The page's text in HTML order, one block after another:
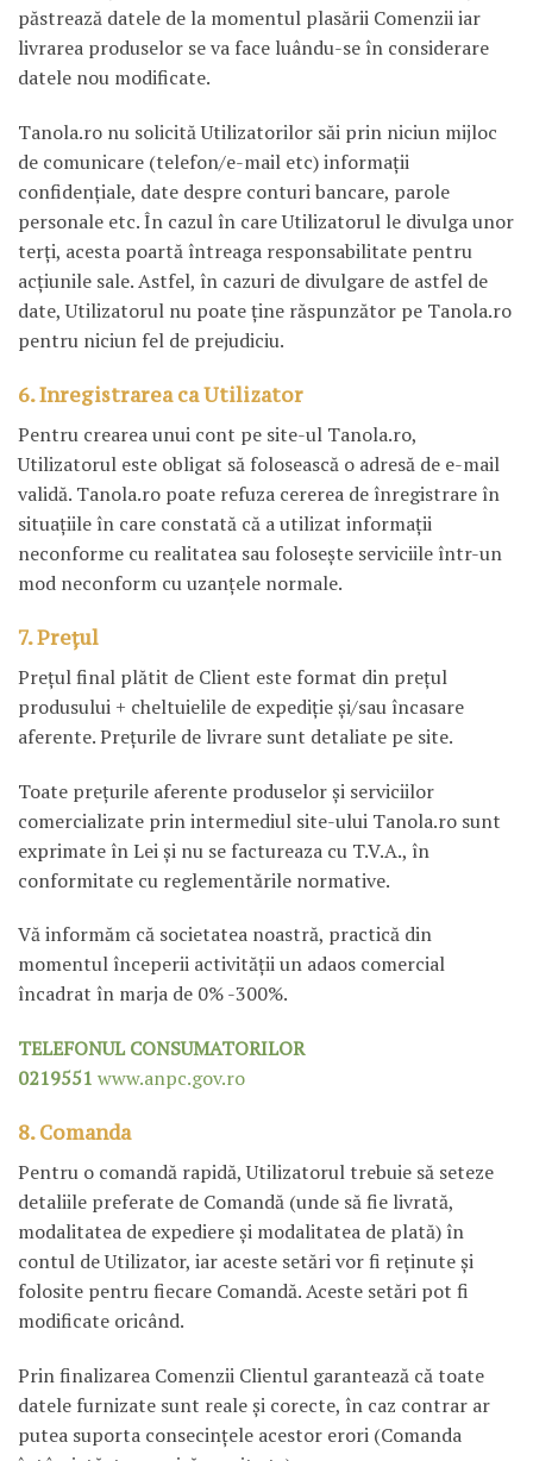
păstrează datele de la momentul plasării Comenzii iar
livrarea produselor se va face luându-se în considerare
datele nou modificate.
Tanola.ro nu solicită Utilizatorilor săi prin niciun mijloc
de comunicare (telefon/e-mail etc) informaţii
confidenţiale, date despre conturi bancare, parole
personale etc. În cazul în care Utilizatorul le divulga unor
terţi, acesta poartă întreaga responsabilitate pentru
acţiunile sale. Astfel, în cazuri de divulgare de astfel de
date, Utilizatorul nu poate ţine răspunzător pe Tanola.ro
pentru niciun fel de prejudiciu.
6. Inregistrarea ca Utilizator
Pentru crearea unui cont pe site-ul Tanola.ro,
Utilizatorul este obligat să folosească o adresă de e-mail
validă. Tanola.ro poate refuza cererea de înregistrare în
situaţiile în care constată că a utilizat informaţii
neconforme cu realitatea sau foloseşte serviciile într-un
mod neconform cu uzanţele normale.
7. Prețul
Preţul final plătit de Client este format din preţul
produsului + cheltuielile de expediţie şi/sau încasare
aferente. Preţurile de livrare sunt detaliate pe site.
Toate preţurile aferente produselor şi serviciilor
comercializate prin intermediul site-ului Tanola.ro sunt
exprimate în Lei şi nu se factureaza cu T.V.A., în
conformitate cu reglementările normative.
Vă informăm că societatea noastră, practică din
momentul începerii activităţii un adaos comercial
încadrat în marja de 0% -300%.
TELEFONUL CONSUMATORILOR
0219551 www.anpc.gov.ro
8. Comanda
Pentru o comandă rapidă, Utilizatorul trebuie să seteze
detaliile preferate de Comandă (unde să fie livrată,
modalitatea de expediere şi modalitatea de plată) în
contul de Utilizator, iar aceste setări vor fi reţinute şi
folosite pentru fiecare Comandă. Aceste setări pot fi
modificate oricând.
Prin finalizarea Comenzii Clientul garantează că toate
datele furnizate sunt reale şi corecte, în caz contrar ar
putea suporta consecinţele acestor erori (Comanda